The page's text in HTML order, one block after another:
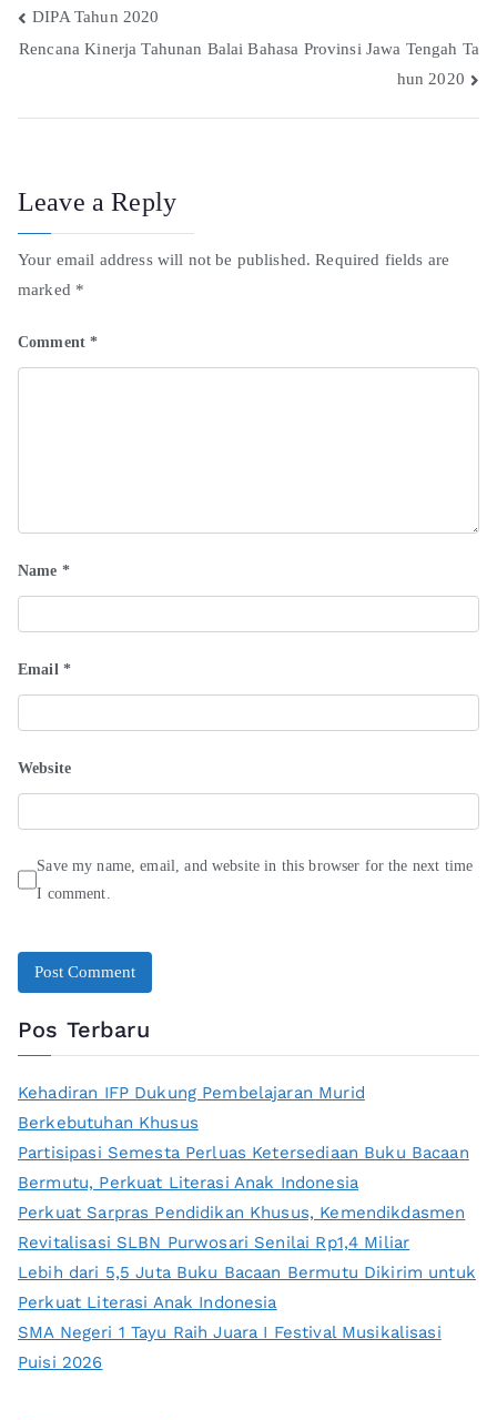
DIPA Tahun 2020
Rencana Kinerja Tahunan Balai Bahasa Provinsi Jawa Tengah Ta
hun 2020
Leave a Reply
Your email address will not be published. Required fields are
marked *
Comment*
Name *
Email *
Website
Save my name, email, and website in this browser for the next time
I comment.
Pos Terbaru
Kehadiran IFP Dukung Pembelajaran Murid
Berkebutuhan Khusus
Partisipasi Semesta Perluas Ketersediaan Buku Bacaan
Bermutu, Perkuat Literasi Anak Indonesia
Perkuat Sarpras Pendidikan Khusus, Kemendikdasmen
Revitalisasi SLBN Purwosari Senilai Rp1,4 Miliar
Lebih dari 5,5 Juta Buku Bacaan Bermutu Dikirim untuk
Perkuat Literasi Anak Indonesia
SMA Negeri 1 Tayu Raih Juara I Festival Musikalisasi
Puisi 2026